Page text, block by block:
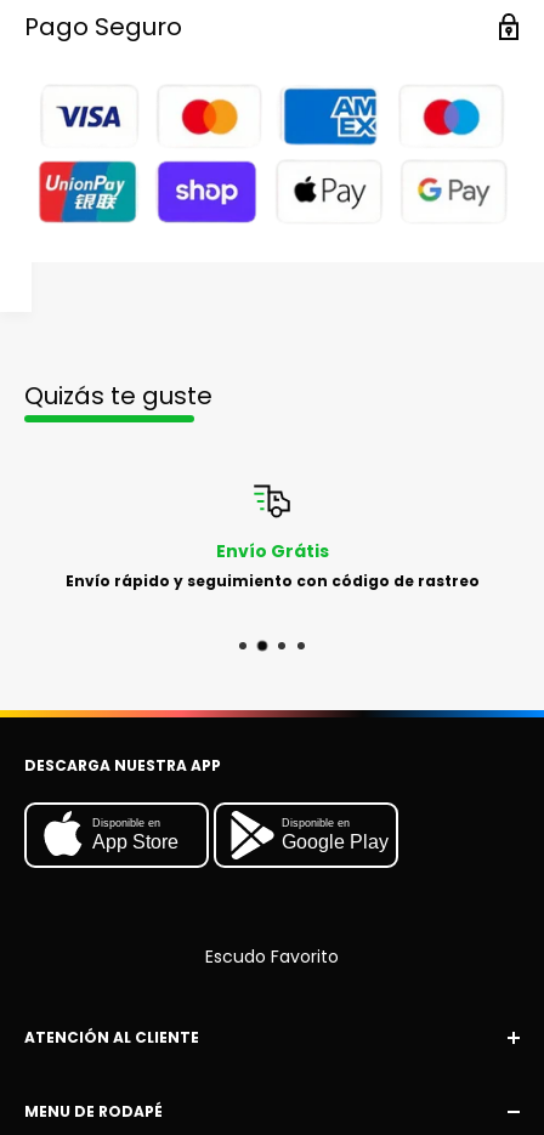
Pago Seguro
Quizás te guste
Envío Grátis
Envío rápido y seguimiento con código de rastreo
DESCARGA NUESTRA APP
Disponible en
App Store
Disponible en
Google Play
Escudo Favorito
ATENCIÓN AL CLIENTE
MENU DE RODAPÉ